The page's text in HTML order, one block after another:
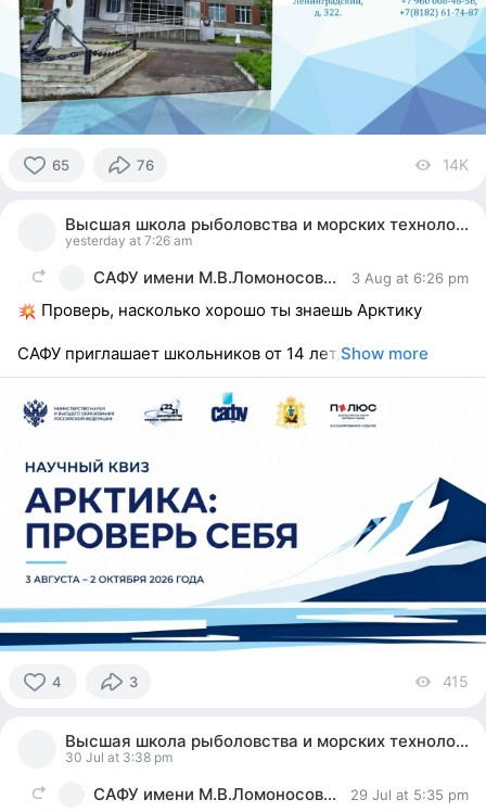
65 76 14K
Высшая школа рыболовства и морских технологий
yesterday at 7:26 am
САФУ имени М.В.Ломоносова 3 Aug at 6:26 pm
Проверь, насколько хорошо ты знаешь Арктику
САФУ приглашает школьников от 14 лет, Show more
4 3 415
Высшая школа рыболовства и морских технологий
30 Jul at 3:38 pm
САФУ имени М.В.Ломоносова 29 Jul at 5:35 pm